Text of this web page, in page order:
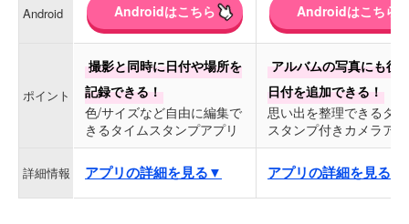
Android Androidはこちら Androidはこちら
ポイント
撮影と同時に日付や場所を
記録できる！
色/サイズなど自由に編集で
きるタイムスタンプアプリ
アルバムの写真にも後
日付を追加できる！
思い出を整理できるタ
スタンプ付きカメラア
詳細情報 アプリの詳細を見る▼ アプリの詳細を見る▼